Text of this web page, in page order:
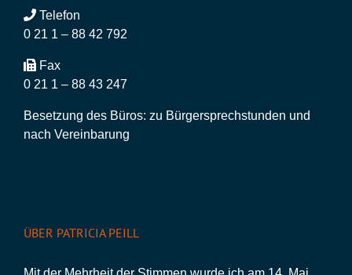
Telefon
0 21 1 – 88 42 792
Fax
0 21 1 – 88 43 247
Besetzung des Büros: zu Bürgersprechstunden und
nach Vereinbarung
ÜBER PATRICIA PEILL